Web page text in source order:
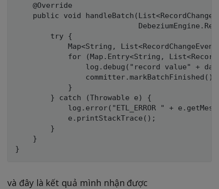
    @Override
public void
        try {
Map<String,
for (Map.Entry<String,
log.debug("record value" +
                committer.markBatchFinished();
            }
        } catch (Throwable e) {
log.error("ETL_ERROR " +
            e.printStackTrace();
        }
    }
và đây là kết quả mình nhận được